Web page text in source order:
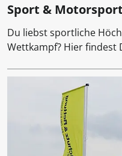
Sport & Motorsport
Du liebst sportliche
Wettkampf? Hier findest